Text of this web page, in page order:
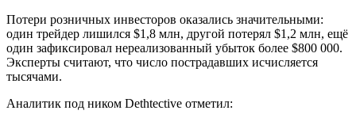
Потери розничных инвесторов оказались значительными:
один трейдер лишился $1,8 млн, другой потерял $1,2 млн, ещё
один зафиксировал нереализованный убыток более $800 000.
Эксперты считают, что число пострадавших исчисляется
тысячами.
Аналитик под ником Dethtective отметил: